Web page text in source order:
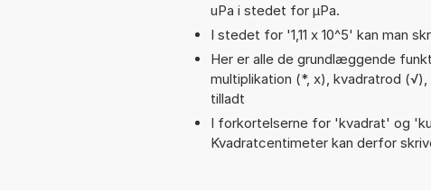
uPa i stedet for µPa.
I stedet for '1,11 x 10^5' kan man
Her er alle de grundlæggende
multiplikation (*, x), kvadratrod
tilladt
I forkortelserne for 'kvadrat' og
Kvadratcentimeter kan derfor